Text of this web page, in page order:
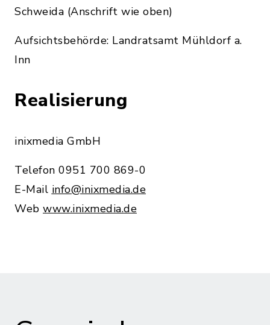
Schweida (Anschrift wie oben)
Aufsichtsbehörde: Landratsamt Mühldorf a.
Inn
Realisierung
inixmedia GmbH
Telefon 0951 700 869-0
E-Mail info@inixmedia.de
Web www.inixmedia.de